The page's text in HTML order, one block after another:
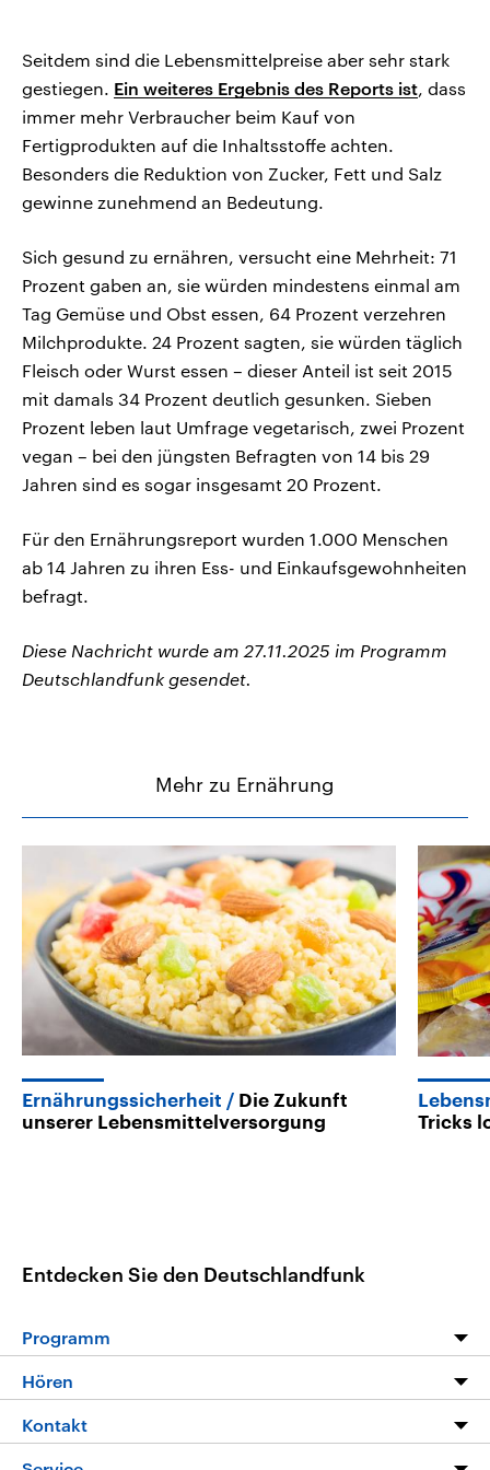
Seitdem sind die Lebensmittelpreise aber sehr stark
gestiegen. Ein weiteres Ergebnis des Reports ist, dass
immer mehr Verbraucher beim Kauf von
Fertigprodukten auf die Inhaltsstoffe achten.
Besonders die Reduktion von Zucker, Fett und Salz
gewinne zunehmend an Bedeutung.
Sich gesund zu ernähren, versucht eine Mehrheit: 71
Prozent gaben an, sie würden mindestens einmal am
Tag Gemüse und Obst essen, 64 Prozent verzehren
Milchprodukte. 24 Prozent sagten, sie würden täglich
Fleisch oder Wurst essen – dieser Anteil ist seit 2015
mit damals 34 Prozent deutlich gesunken. Sieben
Prozent leben laut Umfrage vegetarisch, zwei Prozent
vegan – bei den jüngsten Befragten von 14 bis 29
Jahren sind es sogar insgesamt 20 Prozent.
Für den Ernährungsreport wurden 1.000 Menschen
ab 14 Jahren zu ihren Ess- und Einkaufsgewohnheiten
befragt.
Diese Nachricht wurde am 27.11.2025 im Programm
Deutschlandfunk gesendet.
Mehr zu Ernährung
Ernährungssicherheit
Die Zukunft
unserer Lebensmittelversorgung
Tricks
Entdecken Sie den Deutschlandfunk
Programm
Programm
Die Nachrichten
Hören
Livestream
Kontakt
Hörerservice